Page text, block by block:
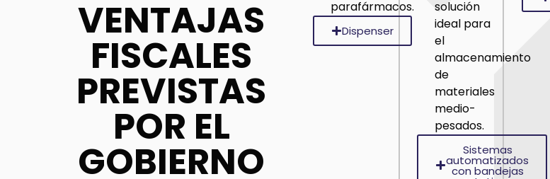
VENTAJAS
FISCALES
PREVISTAS
POR EL
GOBIERNO
parafármacos.
Dispenser
solución
ideal para
el
almacenamiento
de
materiales
medio-
pesados.
Sistemas
automatizados
con bandejas